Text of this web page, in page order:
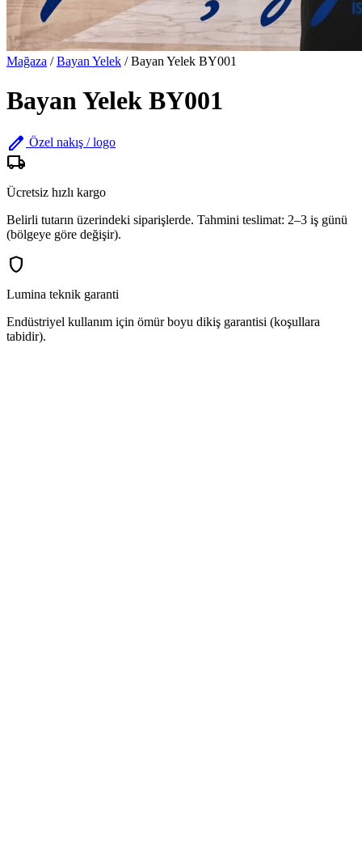
Mağaza / Bayan Yelek / Bayan Yelek BY001
Bayan Yelek BY001
edit Özel nakış / logo
local_shipping
Ücretsiz hızlı kargo
Belirli tutarın üzerindeki siparişlerde. Tahmini teslimat: 2–3 iş günü
(bölgeye göre değişir).
shield
Lumina teknik garanti
Endüstriyel kullanım için ömür boyu dikiş garantisi (koşullara
tabidir).